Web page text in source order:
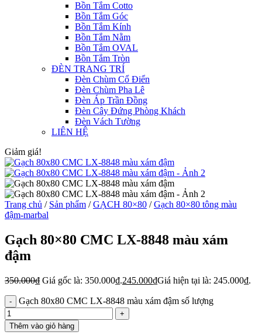
Bồn Tắm Cotto
Bồn Tắm Góc
Bồn Tắm Kính
Bồn Tắm Nằm
Bồn Tắm OVAL
Bồn Tắm Tròn
ĐÈN TRANG TRÍ
Đèn Chùm Cổ Điển
Đèn Chùm Pha Lê
Đèn Áp Trần Đồng
Đèn Cây Đứng Phòng Khách
Đèn Vách Tường
LIÊN HỆ
Giảm giá!
Trang chủ / Sản phẩm / GẠCH 80×80 / Gạch 80×80 tông màu
đậm-marbal
Gạch 80×80 CMC LX-8848 màu xám
đậm
350.000₫ Giá gốc là: 350.000₫.245.000₫Giá hiện tại là: 245.000₫.
Gạch 80x80 CMC LX-8848 màu xám đậm số lượng
Thêm vào giỏ hàng